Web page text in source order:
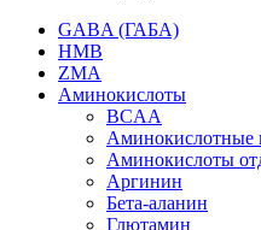
GABA (ГАБА)
HMB
ZMA
Аминокислоты
BCAA
Аминокислотные
Аминокислоты
Аргинин
Бета-аланин
Глютамин